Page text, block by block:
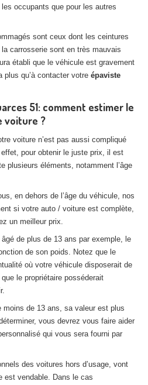
83 64 20 40
occupants que pour les autres
sont ceux dont les ceintures
carrosserie sont en très mauvais
établi que le véhicule est gravement
plus qu’à contacter votre épaviste
51: comment estimer le
voiture ?
voiture n’est pas aussi compliqué
pour obtenir le juste prix, il est
plusieurs éléments, notamment l’âge
en dehors de l’âge du véhicule, nos
si votre auto / voiture est complète,
un meilleur prix.
de plus de 13 ans par exemple, le
de son poids. Notez que le
où votre véhicule disposerait de
le propriétaire posséderait
moins de 13 ans, sa valeur est plus
vous devrez vous faire aider
qui vous sera fourni par
des voitures hors d’usage, vont
est vendable. Dans le cas